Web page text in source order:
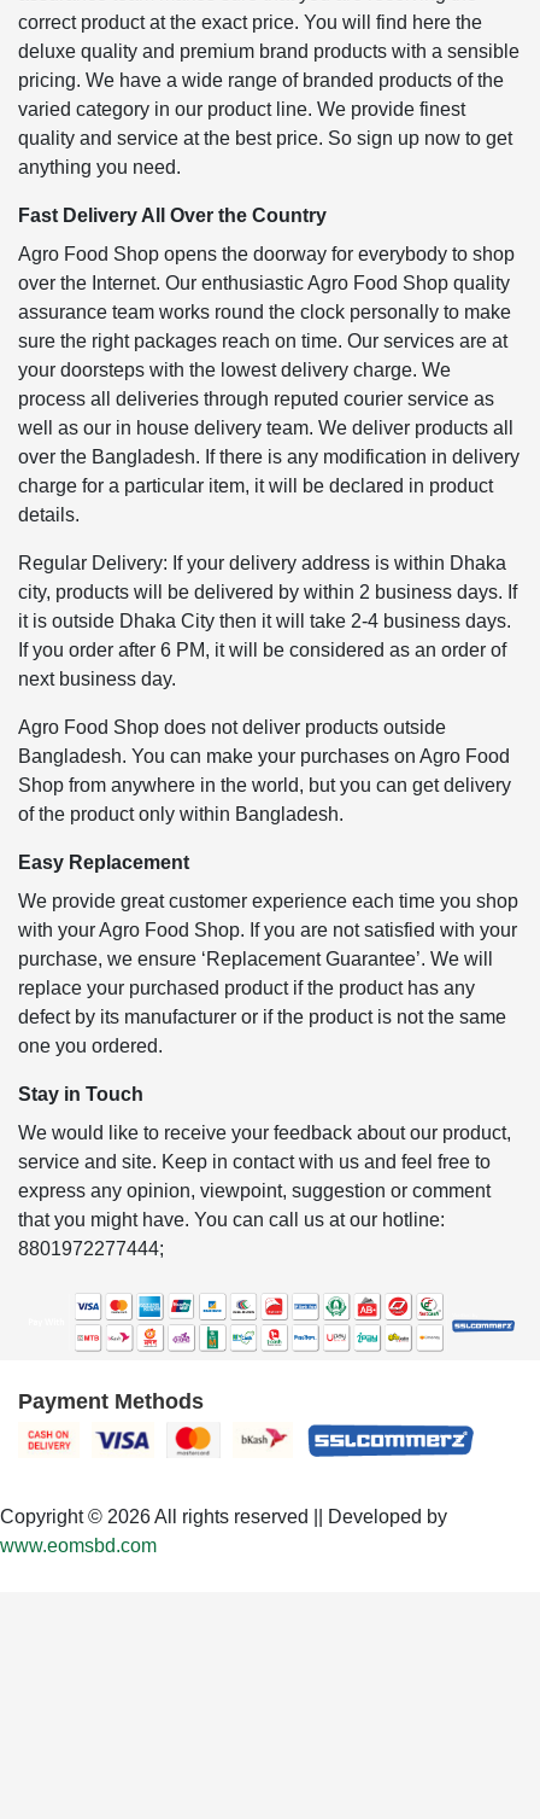
correct product at the exact price. You will find here the
deluxe quality and premium brand products with a sensible
pricing. We have a wide range of branded products of the
varied category in our product line. We provide finest
quality and service at the best price. So sign up now to get
anything you need.
Fast Delivery All Over the Country
Agro Food Shop opens the doorway for everybody to shop
over the Internet. Our enthusiastic Agro Food Shop quality
assurance team works round the clock personally to make
sure the right packages reach on time. Our services are at
your doorsteps with the lowest delivery charge. We
process all deliveries through reputed courier service as
well as our in house delivery team. We deliver products all
over the Bangladesh. If there is any modification in delivery
charge for a particular item, it will be declared in product
details.
Regular Delivery: If your delivery address is within Dhaka
city, products will be delivered by within 2 business days. If
it is outside Dhaka City then it will take 2-4 business days.
If you order after 6 PM, it will be considered as an order of
next business day.
Agro Food Shop does not deliver products outside
Bangladesh. You can make your purchases on Agro Food
Shop from anywhere in the world, but you can get delivery
of the product only within Bangladesh.
Easy Replacement
We provide great customer experience each time you shop
with your Agro Food Shop. If you are not satisfied with your
purchase, we ensure ‘Replacement Guarantee’. We will
replace your purchased product if the product has any
defect by its manufacturer or if the product is not the same
one you ordered.
Stay in Touch
We would like to receive your feedback about our product,
service and site. Keep in contact with us and feel free to
express any opinion, viewpoint, suggestion or comment
that you might have. You can call us at our hotline:
8801972277444;
Payment Methods
Copyright © 2026 All rights reserved || Developed by
www.eomsbd.com